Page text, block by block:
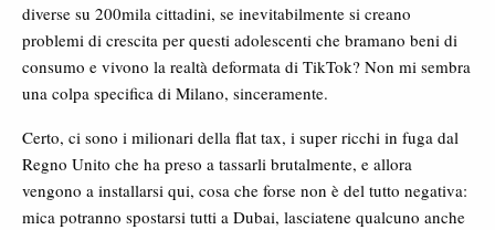
diverse su 200mila cittadini, se inevitabilmente si creano
problemi di crescita per questi adolescenti che bramano beni di
consumo e vivono la realtà deformata di TikTok? Non mi sembra
una colpa specifica di Milano, sinceramente.
Certo, ci sono i milionari della flat tax, i super ricchi in fuga dal
Regno Unito che ha preso a tassarli brutalmente, e allora
vengono a installarsi qui, cosa che forse non è del tutto negativa:
mica potranno spostarsi tutti a Dubai, lasciatene qualcuno anche